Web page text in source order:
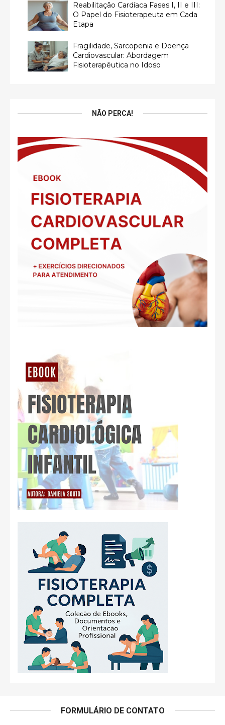
Reabilitação Cardíaca Fases I, II e III:
O Papel do Fisioterapeuta em Cada
Etapa
Fragilidade, Sarcopenia e Doença
Cardiovascular: Abordagem
Fisioterapêutica no Idoso
NÃO PERCA!
FORMULÁRIO DE CONTATO